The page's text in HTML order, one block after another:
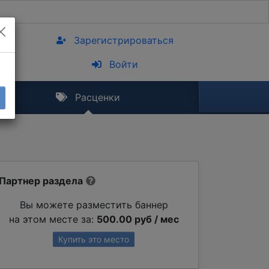
Зарегистрироваться
Войти
Расценки
Партнер раздела
Вы можете разместить баннер
на этом месте за: 500.00 руб / мес
Купить это место